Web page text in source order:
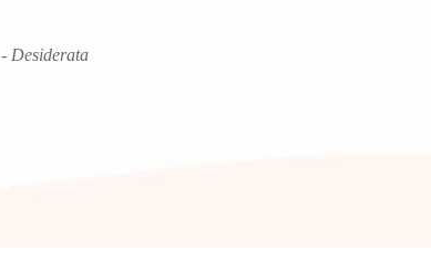
- Desiderata